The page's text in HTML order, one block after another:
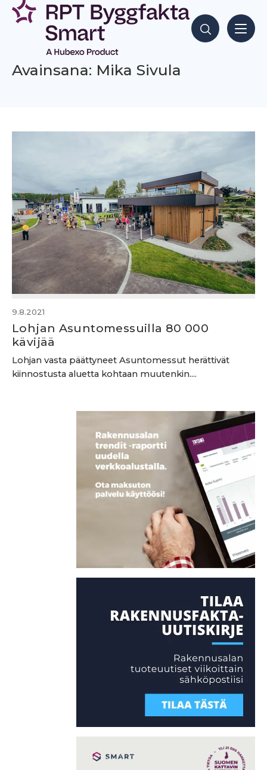
Siirry
sisältöön
Hae sisältöjä
Avainsana: Mika Sivula
9.8.2021
Lohjan Asuntomessuilla 80 000
kävijää
Lohjan vasta päättyneet Asuntomessut herättivät
kiinnostusta aluetta kohtaan muutenkin....